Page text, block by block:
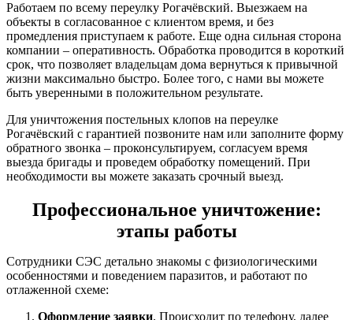
Работаем по всему переулку Рогачёвский. Выезжаем на
объекты в согласованное с клиентом время, и без
промедления приступаем к работе. Еще одна сильная сторона
компании – оперативность. Обработка проводится в короткий
срок, что позволяет владельцам дома вернуться к привычной
жизни максимально быстро. Более того, с нами вы можете
быть уверенными в положительном результате.
Для уничтожения постельных клопов на переулке
Рогачёвский с гарантией позвоните нам или заполните форму
обратного звонка – проконсультируем, согласуем время
выезда бригады и проведем обработку помещений. При
необходимости вы можете заказать срочный выезд.
Профессиональное уничтожение:
этапы работы
Сотрудники СЭС детально знакомы с физиологическими
особенностями и поведением паразитов, и работают по
отлаженной схеме:
Оформление заявки. Происходит по телефону, далее